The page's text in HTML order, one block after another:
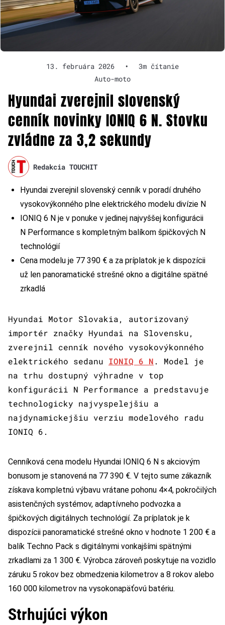
13. februára 2026 •
3m čítanie
Auto-moto
Hyundai zverejnil slovenský
cenník novinky IONIQ 6 N. Stovku
zvládne za 3,2 sekundy
Redakcia TOUCHIT
Hyundai zverejnil slovenský cenník v poradí druhého
vysokovýkonného plne elektrického modelu divízie N
IONIQ 6 N je v ponuke v jedinej najvyššej konfigurácii
N Performance s kompletným balíkom špičkových N
technológií
Cena modelu je 77 390 € a za príplatok je k dispozícii
už len panoramatické strešné okno a digitálne spätné
zrkadlá
Hyundai Motor Slovakia, autorizovaný
importér značky Hyundai na Slovensku,
zverejnil cenník nového vysokovýkonného
elektrického sedanu IONIQ 6 N . Model je
na trhu dostupný výhradne v top
konfigurácii N Performance a predstavuje
technologicky najvyspelejšiu a
najdynamickejšiu verziu modelového radu
IONIQ 6.
Cenníková cena modelu Hyundai IONIQ 6 N s akciovým
bonusom je stanovená na 77 390 €. V tejto sume zákazník
získava kompletnú výbavu vrátane pohonu 4×4, pokročilých
asistenčných systémov, adaptívneho podvozka a
špičkových digitálnych technológií. Za príplatok je k
dispozícii panoramatické strešné okno v hodnote 1 200 € a
balík Techno Pack s digitálnymi vonkajšími spätnými
zrkadlami za 1 300 €. Výrobca zároveň poskytuje na vozidlo
záruku 5 rokov bez obmedzenia kilometrov a 8 rokov alebo
160 000 kilometrov na vysokonapäťovú batériu.
Strhujúci výkon